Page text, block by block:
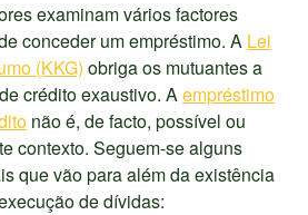
examinam vários factores
conceder um empréstimo. A Lei
(KKG) obriga os mutuantes a
crédito exaustivo. Aempréstimo
não é, de facto, possível ou
contexto. Seguem-se alguns
que vão para além da existência
de dívidas: